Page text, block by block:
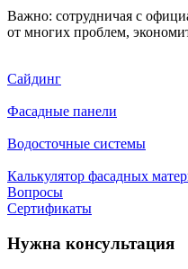
Важно: сотрудничая с
от многих проблем,
Сайдинг
Фасадные панели
Водосточные системы
Калькулятор фасадных
Вопросы
Сертификаты
Нужна консультация